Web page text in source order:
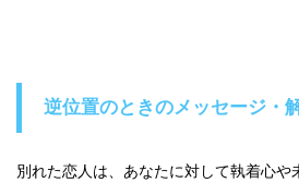
逆位置のときのメッセージ・
別れた恋人は、あなたに対して執着心や